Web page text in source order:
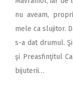
nu aveam,
mele ca slujitor.
s-a dat drumul.
şi Preasfinţitul
bijuterii…